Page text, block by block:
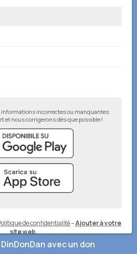
incorrectes ou manquantes
et nous corrigerons dès que possible !
de confidentialité–Ajouter à votre
site web
avec un don